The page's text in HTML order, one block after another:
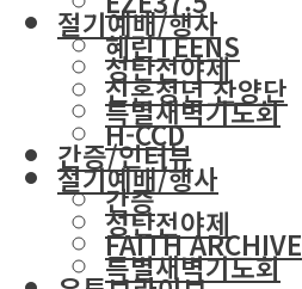
절기예배/행사
성탄전야제
특별새벽기도회
간증/인터뷰
간증
FAITH ARCHIVE
혜린TEENS
신혼청년 찬양단
H-CCD
절기예배/행사
성탄전야제
특별새벽기도회